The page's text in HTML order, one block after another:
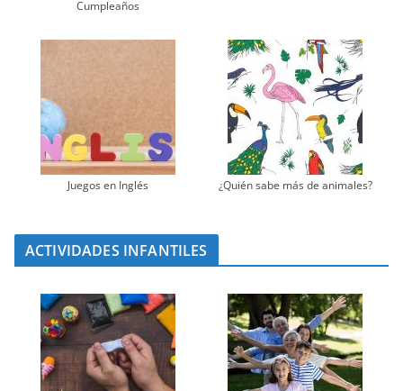
Cumpleaños
Juegos en Inglés ¿Quién sabe más de animales?
ACTIVIDADES INFANTILES